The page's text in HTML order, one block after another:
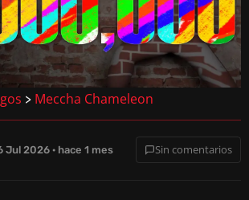
> Meccha Chameleon
Jul 2026 · hace 1 mes Sin comentarios